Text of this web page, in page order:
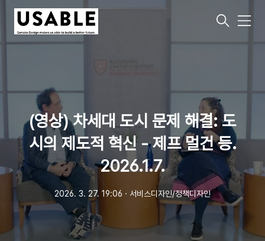
메
(영상) 차세대 도시 문제 해결: 도
시의 제도적 혁신 - 제프 멀건 등.
2026.1.7.
2026. 3. 27. 19:06 ㆍ 서비스디자인/정책디자인